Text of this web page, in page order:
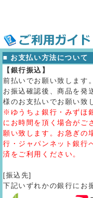
■ お支払い方法について
【銀行振込】
前払いでお願い致します
お振込確認後、商品を発
様のお支払いでお願い致
※ゆうちょ銀行・みずほ
にお時間を頂く場合がご
願い致します。お急ぎの
行・ジャパンネット銀行
済をご利用ください。
[振込先]
下記いずれかの銀行にお